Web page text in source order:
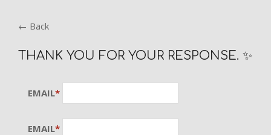
← Back
THANK YOU FOR YOUR RESPONSE. ✨
EMAIL*
EMAIL*